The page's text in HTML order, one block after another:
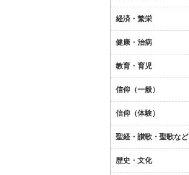
経済・繁栄
健康・治病
教育・育児
信仰（一般）
信仰（体験）
聖経・讃歌・聖歌など
歴史・文化